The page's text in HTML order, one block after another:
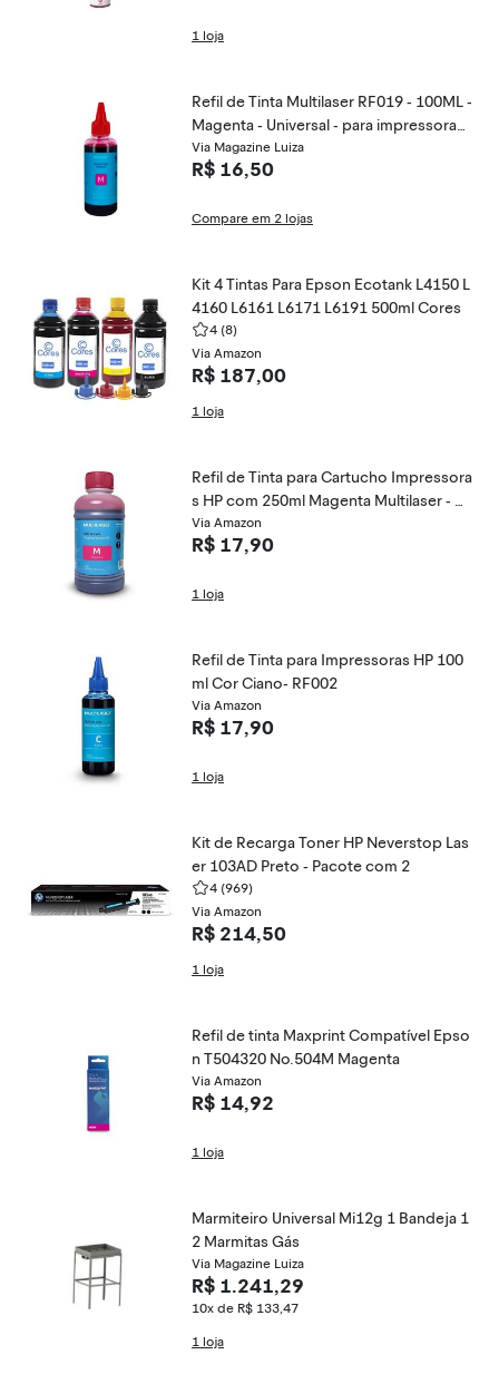
1 loja
Refil de Tinta Multilaser RF019 - 100ML -
Magenta - Universal - para impressoras
tanque de tinta
Via Magazine Luiza
R$ 16,50
Compare em 2 lojas
Kit 4 Tintas Para Epson Ecotank L4150 L
4160 L6161 L6171 L6191 500ml Cores
4 (8)
Via Amazon
R$ 187,00
1 loja
Refil de Tinta para Cartucho Impressora
s HP com 250ml Magenta Multilaser - R
F011
Via Amazon
R$ 17,90
1 loja
Refil de Tinta para Impressoras HP 100
ml Cor Ciano- RF002
Via Amazon
R$ 17,90
1 loja
Kit de Recarga Toner HP Neverstop Las
er 103AD Preto - Pacote com 2
4 (969)
Via Amazon
R$ 214,50
1 loja
Refil de tinta Maxprint Compatível Epso
n T504320 No.504M Magenta
Via Amazon
R$ 14,92
1 loja
Marmiteiro Universal Mi12g 1 Bandeja 1
2 Marmitas Gás
Via Magazine Luiza
R$ 1.241,29
10x de R$ 133,47
1 loja